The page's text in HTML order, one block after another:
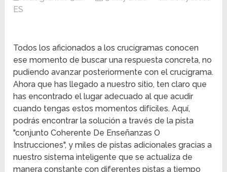
ES
Todos los aficionados a los crucigramas conocen
ese momento de buscar una respuesta concreta, no
pudiendo avanzar posteriormente con el crucigrama.
Ahora que has llegado a nuestro sitio, ten claro que
has encontrado el lugar adecuado al que acudir
cuando tengas estos momentos difíciles. Aquí,
podrás encontrar la solución a través de la pista
"conjunto Coherente De Enseñanzas O
Instrucciones", y miles de pistas adicionales gracias a
nuestro sistema inteligente que se actualiza de
manera constante con diferentes pistas a tiempo